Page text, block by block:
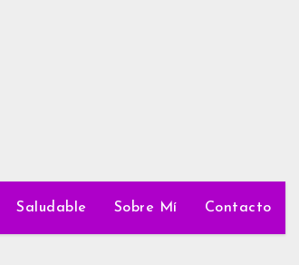
Saludable Sobre Mí Contacto